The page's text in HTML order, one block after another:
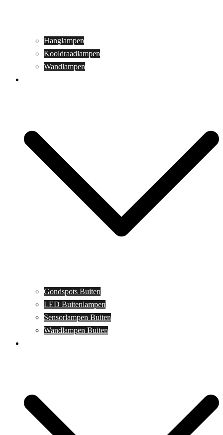
Hanglampen
Kooldraadlampen
Wandlampen
Gondspots Buiten
LED Buitenlampen
Sensorlampen Buiten
Wandlampen Buiten